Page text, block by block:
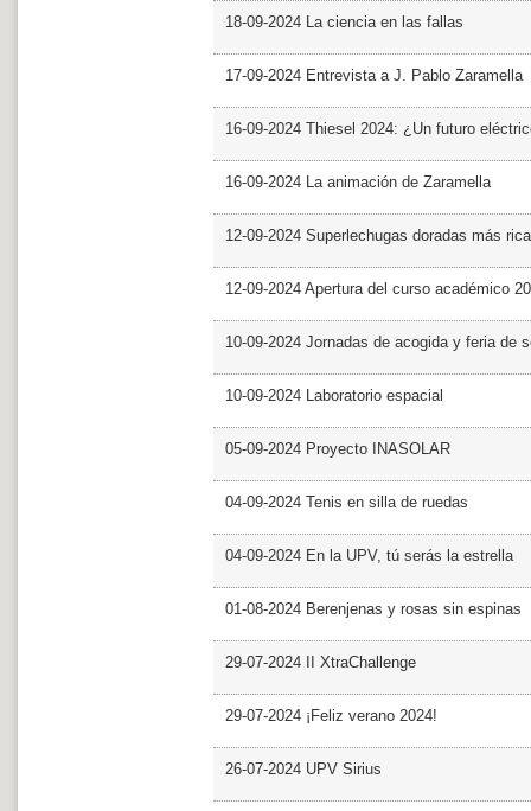
18-09-2024 La ciencia en las fallas
17-09-2024 Entrevista a J. Pablo Zaramella
16-09-2024 Thiesel 2024: ¿Un futuro
16-09-2024 La animación de Zaramella
12-09-2024 Superlechugas doradas más
12-09-2024 Apertura del curso académico
10-09-2024 Jornadas de acogida y feria de
10-09-2024 Laboratorio espacial
05-09-2024 Proyecto INASOLAR
04-09-2024 Tenis en silla de ruedas
04-09-2024 En la UPV, tú serás la estrella
01-08-2024 Berenjenas y rosas sin espinas
29-07-2024 II XtraChallenge
29-07-2024 ¡Feliz verano 2024!
26-07-2024 UPV Sirius